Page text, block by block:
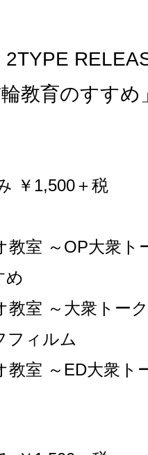
2TYPE
輪教育のすすめ
￥ 1,500＋税
教室 ～ OP大衆ト
め
教室 ～大衆トー
フィルム
教室 ～ ED大衆ト